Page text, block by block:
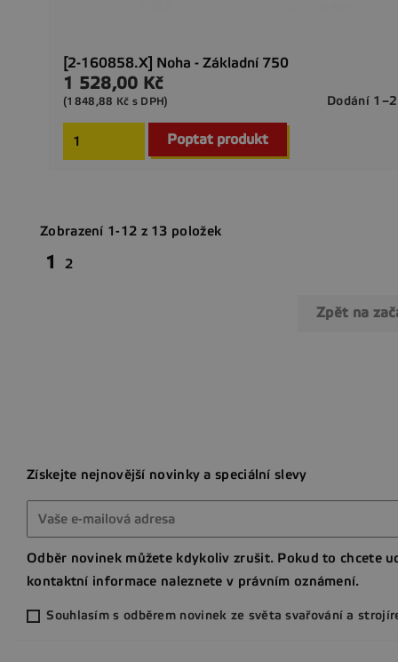
[2-160858.X] Noha - Základní 750
Cena
1 528,00 Kč
Dodání
(1848,88 Kč s DPH)
Poptat produkt
Zobrazení 1-12 z 13 položek
1 2
Zpět na
Získejte nejnovější novinky a speciální slevy
Odběr novinek můžete kdykoliv zrušit. Pokud to chcete
kontaktní informace naleznete v právním oznámení.
Souhlasím s odběrem novinek ze světa svařování a